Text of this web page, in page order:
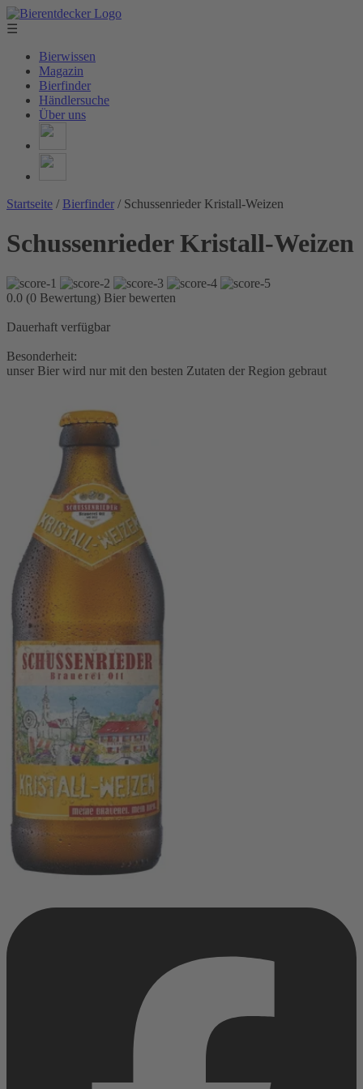
☰
Bierwissen
Magazin
Bierfinder
Händlersuche
Über uns
Startseite / Bierfinder / Schussenrieder Kristall-Weizen
Schussenrieder Kristall-Weizen
0.0 (0 Bewertung) Bier bewerten
Dauerhaft verfügbar
Besonderheit:
unser Bier wird nur mit den besten Zutaten der Region gebraut